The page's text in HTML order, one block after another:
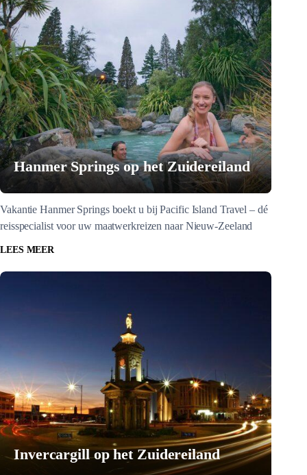
Hanmer Springs op het Zuidereiland
Vakantie Hanmer Springs boekt u bij Pacific Island Travel – dé
reisspecialist voor uw maatwerkreizen naar Nieuw-Zeeland
LEES MEER
Invercargill op het Zuidereiland